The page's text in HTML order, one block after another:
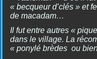
« becqueur d’clés » et
de macadam…
Il fut entre autres «
dans le village. La
« ponylé brèdes ou